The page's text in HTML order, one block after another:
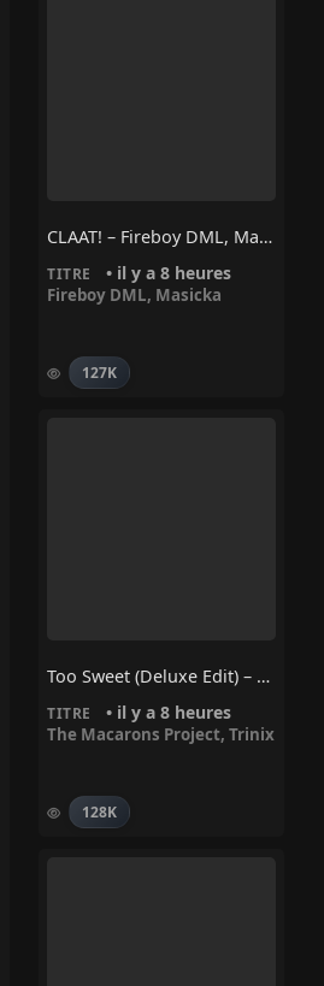
CLAAT! – Fireboy DML, Masicka
TITRE • il y a 8 heures
Fireboy DML, Masicka
127K
Too Sweet (Deluxe Edit) – Trinix, The Macarons Project
TITRE • il y a 8 heures
The Macarons Project, Trinix
128K